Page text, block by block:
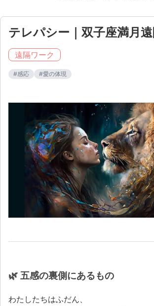
テレパシー｜双子座満月
遠隔ワーク
#感応 #愛の体現
🌿 五感の裏側にあるもの
わたしたちはふだん、